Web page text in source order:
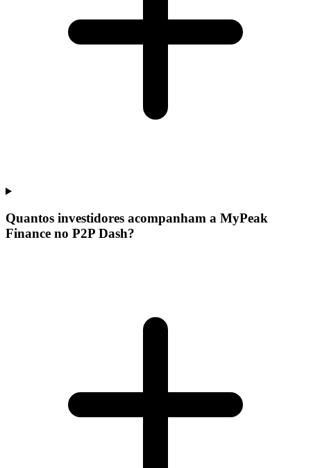
Quantos investidores acompanham a MyPeak
Finance no P2P Dash?